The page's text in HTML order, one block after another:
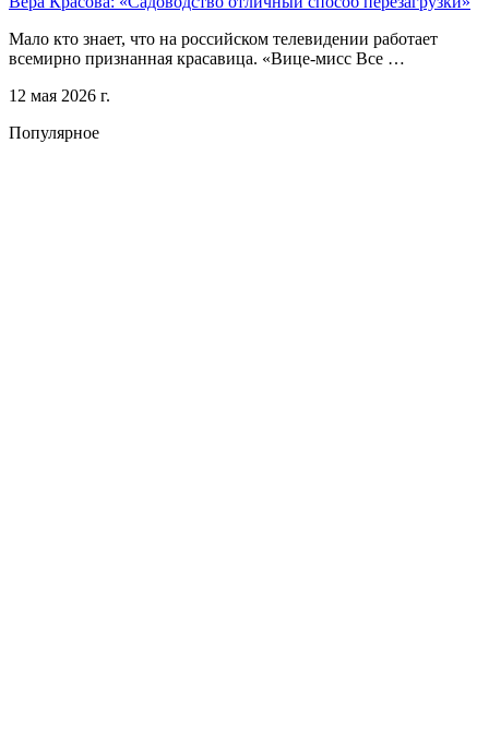
Мало кто знает, что на российском телевидении работает
всемирно признанная красавица. «Вице-мисс Все …
12 мая 2026 г.
Популярное